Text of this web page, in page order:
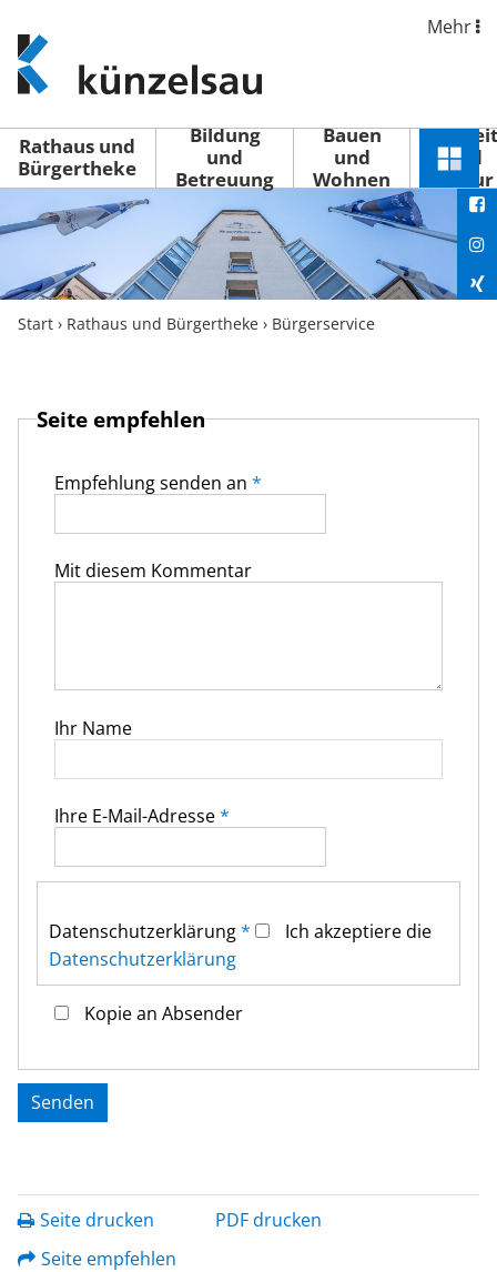
www.kuenzelsau.de
(zur
Startseite)
Mehr
Rathaus und
Bürgertheke
Bildung
und
Betreuung
Bauen
und
Wohnen
Freizeit
und
Kultur
Menü
Start › Rathaus und Bürgertheke › Bürgerservice
Seite empfehlen
Empfehlung senden an *
Mit diesem Kommentar
Ihr Name
Ihre E-Mail-Adresse*
Datenschutz­erklärung*
Ich akzeptiere die
Datenschutz­erklärung
Kopie an Absender
Seite drucken
PDF drucken
Seite empfehlen